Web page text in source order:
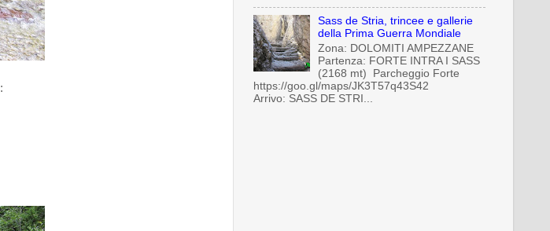
:
Sass de Stria, trincee e gallerie
della Prima Guerra Mondiale
Zona: DOLOMITI AMPEZZANE
Partenza: FORTE INTRA I SASS
(2168 mt) Parcheggio Forte
https://goo.gl/maps/JK3T57q43S42
Arrivo: SASS DE STRI...